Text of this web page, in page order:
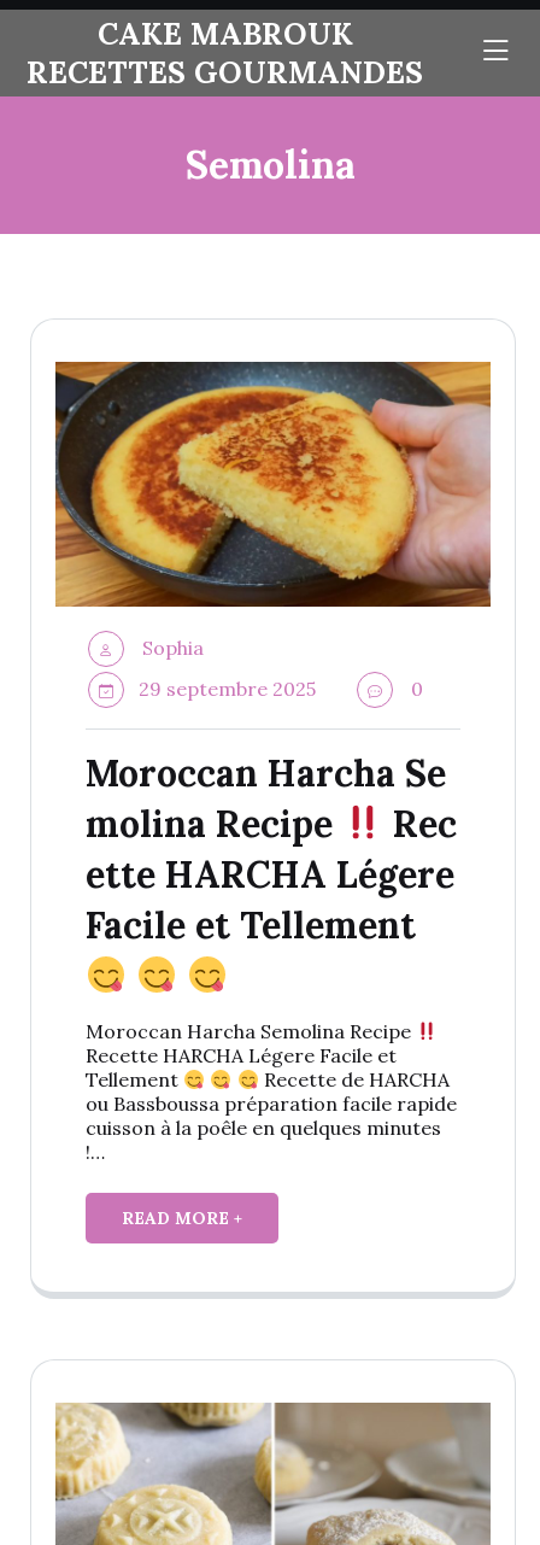
skip
content
CAKE MABROUK
RECETTES GOURMANDES
Semolina
Sophia
29 septembre 2025
0
Moroccan Harcha Se
molina Recipe
Rec
ette HARCHA Légere
Facile et Tellement
Moroccan Harcha Semolina Recipe
Recette HARCHA Légere Facile et
Tellement
Recette de HARCHA
ou Bassboussa préparation facile rapide
cuisson à la poêle en quelques minutes
!…
READ MORE +